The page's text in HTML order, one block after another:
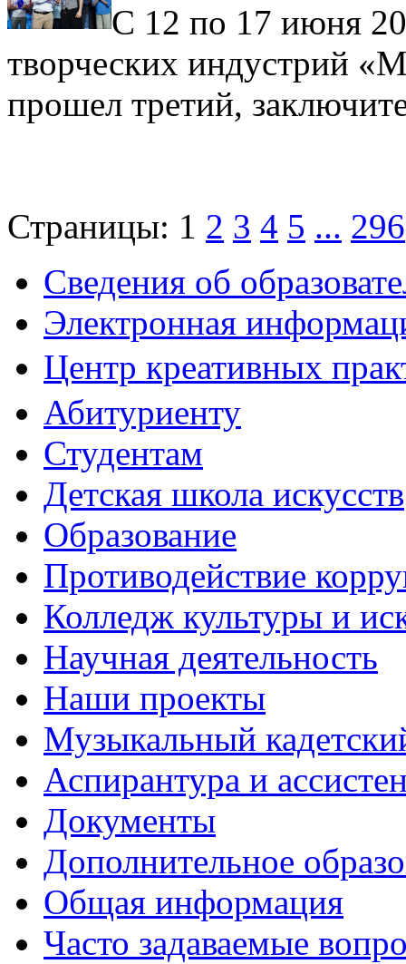
С 12 по 17 июня
творческих индустрий
прошел третий,
Страницы: 1 2 3 4 5 ... 296
Сведения об
Электронная
Центр креативных
Абитуриенту
Студентам
Детская школа искусств
Образование
Противодействие
Колледж культуры и
Научная деятельность
Наши проекты
Музыкальный
Аспирантура и
Документы
Дополнительное
Общая информация
Часто задаваемые